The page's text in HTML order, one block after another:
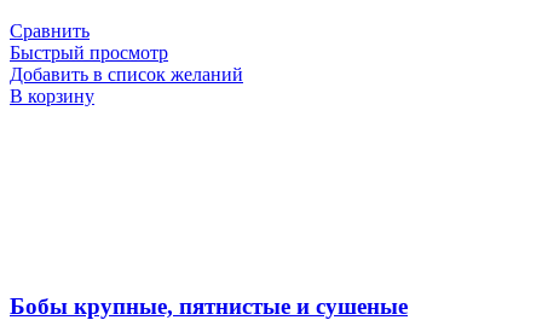
Сравнить
Быстрый просмотр
Добавить в список желаний
Количество
В корзину
Бобы крупные, пятнистые и сушеные